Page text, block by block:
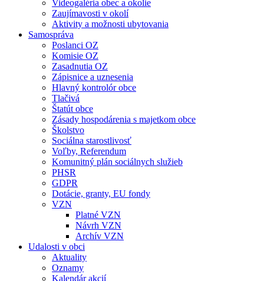
Videogaléria obec a okolie
Zaujímavosti v okolí
Aktivity a možnosti ubytovania
Samospráva
Poslanci OZ
Komisie OZ
Zasadnutia OZ
Zápisnice a uznesenia
Hlavný kontrolór obce
Tlačivá
Štatút obce
Zásady hospodárenia s majetkom obce
Školstvo
Sociálna starostlivosť
Voľby, Referendum
Komunitný plán sociálnych služieb
PHSR
GDPR
Dotácie, granty, EU fondy
VZN
Platné VZN
Návrh VZN
Archív VZN
Udalosti v obci
Aktuality
Oznamy
Kalendár akcií